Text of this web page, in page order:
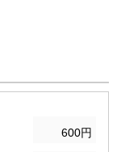
600円